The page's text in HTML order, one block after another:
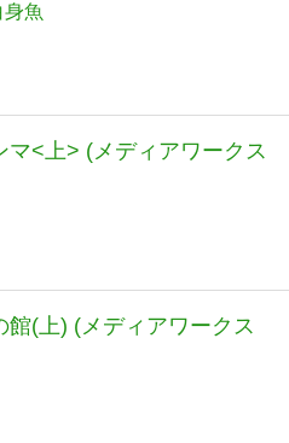
身魚
マ<上> (メディアワークス
館(上) (メディアワークス